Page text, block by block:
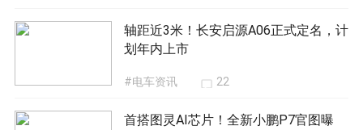
轴距近3米！长安启源A06正式定名，计
划年内上市
#电车资讯 22
首搭图灵AI芯片！全新小鹏P7官图曝